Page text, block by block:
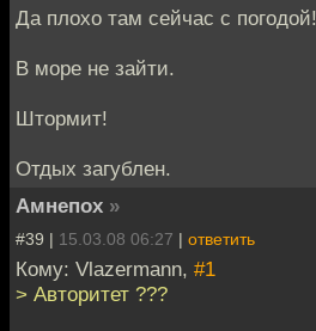
Да плохо там сейчас с погодой!
В море не зайти.
Штормит!
Отдых загублен.
Амнепох »
#39 | 15.03.08 06:27 | ответить
Кому: Vlazermann, #1
> Авторитет ???